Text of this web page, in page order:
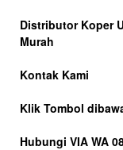
Distributor Koper
Murah
Kontak Kami
Klik Tombol
Hubungi VIA WA